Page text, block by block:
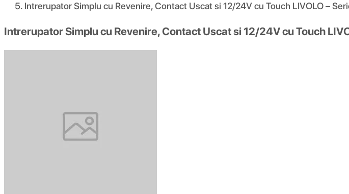
Intrerupator Simplu cu Revenire, Contact Uscat si 12/24V cu Touch LIVOLO –
Intrerupator Simplu cu Revenire, Contact Uscat si 12/24V cu Touch